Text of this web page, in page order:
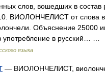
слов, вошедших в состав
ВИОЛОНЧЕЛИСТ от слова
Объяснение 25000
употребление в русский… …
языка
— ВИОЛОНЧЕЛИСТ,